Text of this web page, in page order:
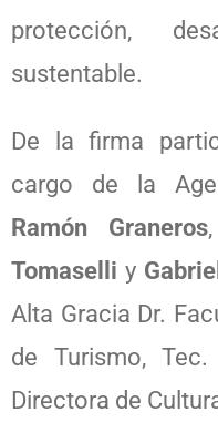
protección,
sustentable.
De la firma
cargo de la
Ramón Graneros
Tomaselli y
Alta Gracia Dr.
de Turismo,
Directora de